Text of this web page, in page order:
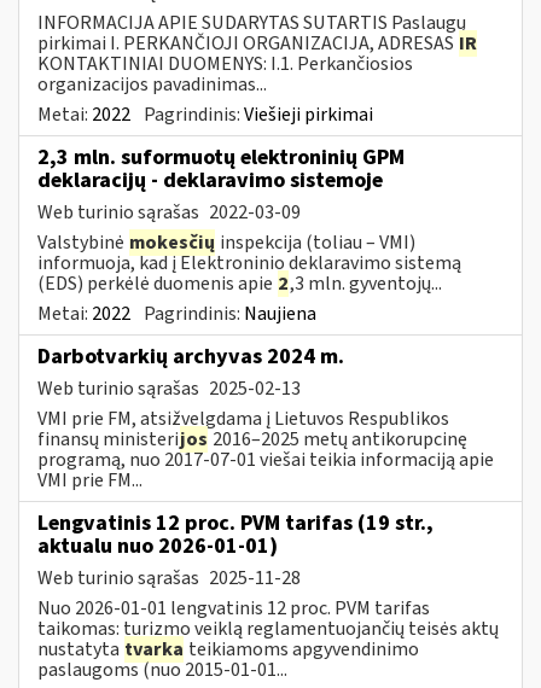
INFORMACIJA APIE SUDARYTAS SUTARTIS Paslaugų
pirkimai I. PERKANČIOJI ORGANIZACIJA, ADRESAS IR
KONTAKTINIAI DUOMENYS: I.1. Perkančiosios
organizacijos pavadinimas...
Metai: 2022 Pagrindinis:Viešieji pirkimai
2,3 mln. suformuotų elektroninių GPM
deklaracijų - deklaravimo sistemoje
Web turinio sąrašas 2022-03-09
Valstybinė mokesčių inspekcija (toliau – VMI)
informuoja, kad į Elektroninio deklaravimo sistemą
(EDS) perkėlė duomenis apie 2,3 mln. gyventojų...
Metai: 2022 Pagrindinis: Naujiena
Darbotvarkių archyvas 2024 m.
Web turinio sąrašas 2025-02-13
VMI prie FM, atsižvelgdama į Lietuvos Respublikos
finansų ministerijos 2016–2025 metų antikorupcinę
programą, nuo 2017-07-01 viešai teikia informaciją apie
VMI prie FM...
Lengvatinis 12 proc. PVM tarifas (19 str.,
aktualu nuo 2026-01-01)
Web turinio sąrašas 2025-11-28
Nuo 2026-01-01 lengvatinis 12 proc. PVM tarifas
taikomas: turizmo veiklą reglamentuojančių teisės aktų
nustatyta tvarka teikiamoms apgyvendinimo
paslaugoms (nuo 2015-01-01...